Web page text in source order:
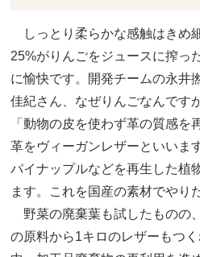
しっとり柔らかな感触はきめ
25%がりんごをジュースに搾っ
に愉快です。開発チームの永井
佳紀さん、なぜりんごなんです
「動物の皮を使わず革の質感を
革をヴィーガンレザーといいま
パイナップルなどを再生した植
ます。これを国産の素材でやり
野菜の廃棄葉も試したものの
の原料から1キロのレザーもつ